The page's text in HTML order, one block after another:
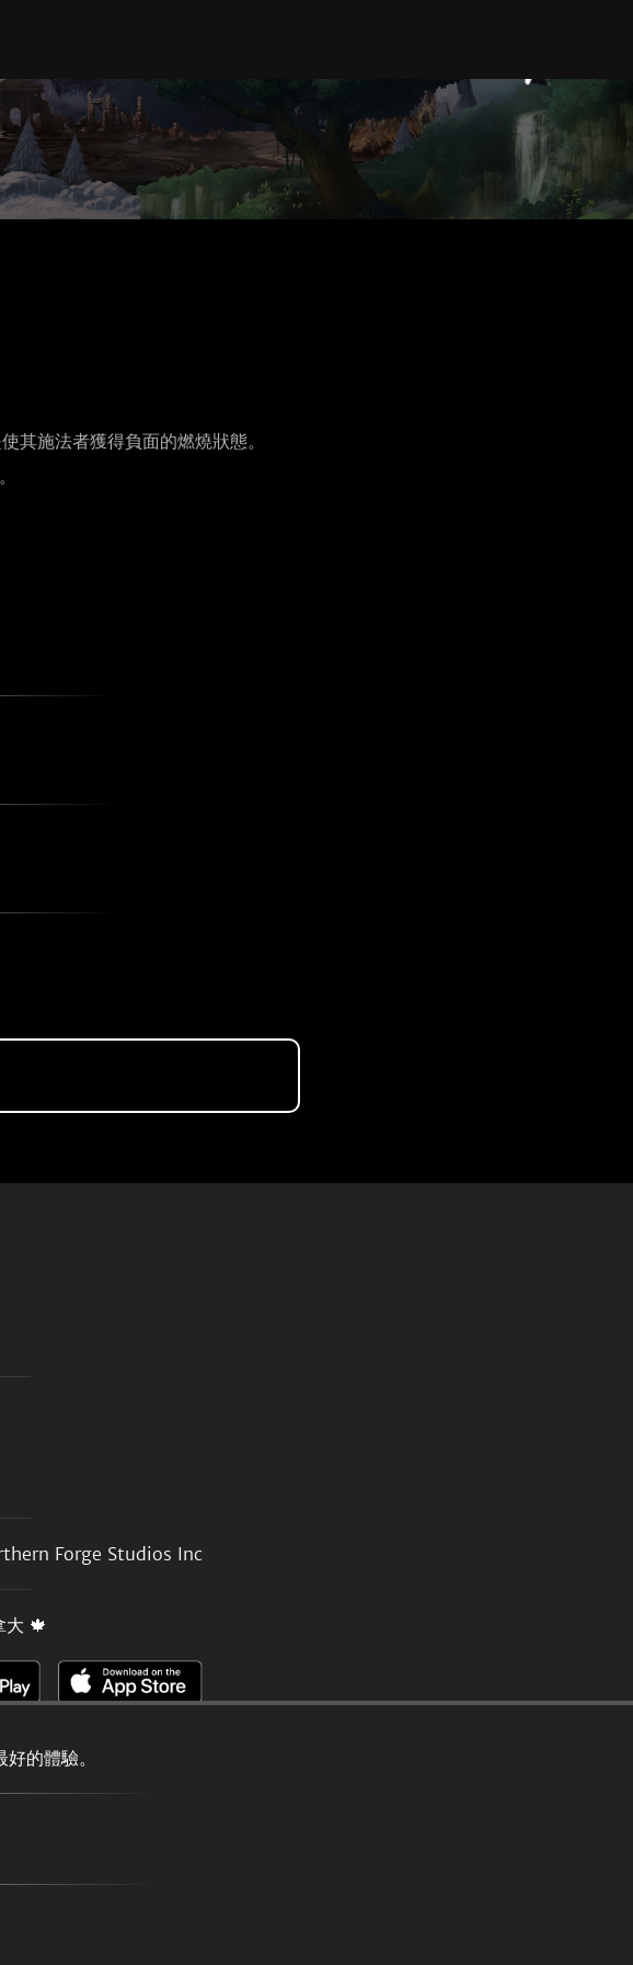
的體驗。
其施法者獲得負面的燃燒狀態。
Forge Studios Inc
🍁